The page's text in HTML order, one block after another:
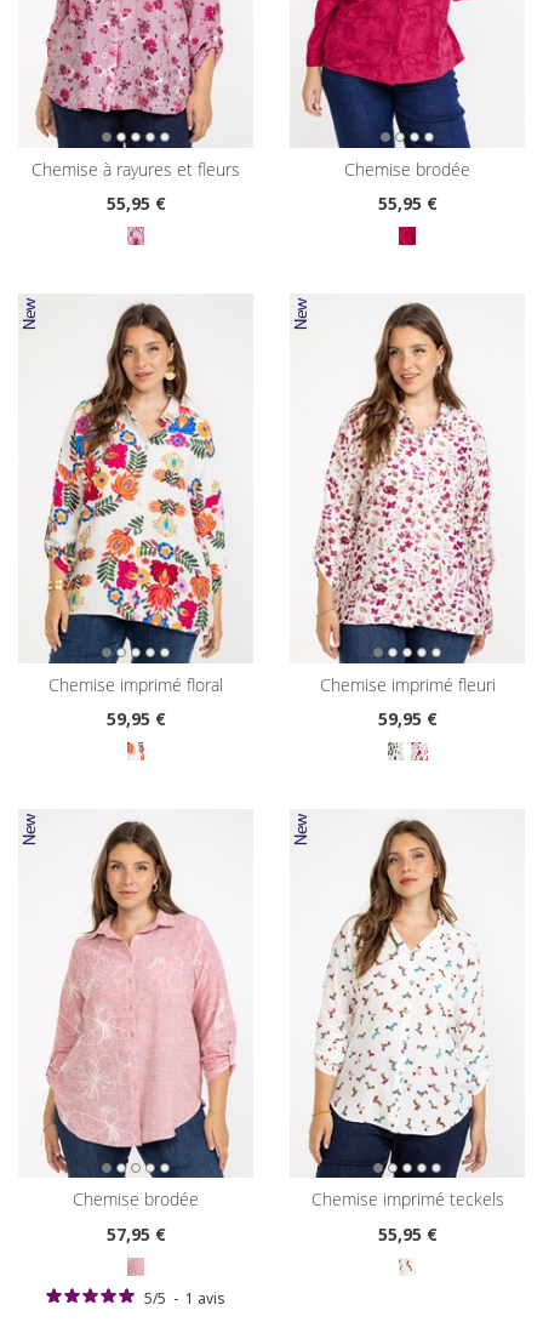
chemise à rayures et fleurs
55,95 €
chemise brodée
55,95 €
chemise imprimé floral
59,95 €
chemise imprimé fleuri
59,95 €
chemise brodée
57,95 €
5/5 - 1 avis
chemise imprimé teckels
55,95 €